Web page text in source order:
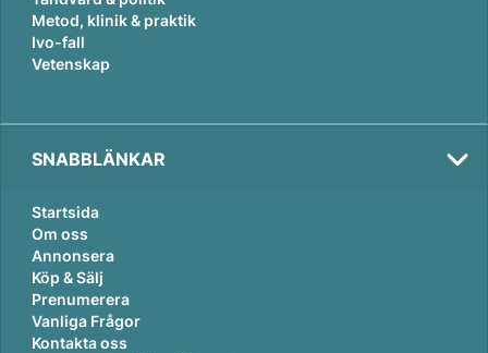
Metod, klinik & praktik
Ivo-fall
Vetenskap
SNABBLÄNKAR
Startsida
Om oss
Annonsera
Köp & Sälj
Prenumerera
Vanliga Frågor
Kontakta oss